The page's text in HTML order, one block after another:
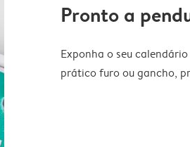
Pronto a
Exponha o seu
prático furo ou gancho,